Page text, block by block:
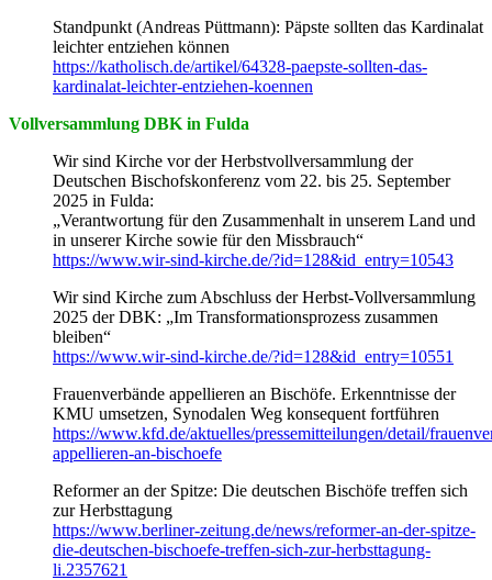
Standpunkt (Andreas Püttmann): Päpste sollten das Kardinalat
leichter entziehen können
https://katholisch.de/artikel/64328-paepste-sollten-das-
kardinalat-leichter-entziehen-koennen
Vollversammlung DBK in Fulda
Wir sind Kirche vor der Herbstvollversammlung der
Deutschen Bischofskonferenz vom 22. bis 25. September
2025 in Fulda:
„Verantwortung für den Zusammenhalt in unserem Land und
in unserer Kirche sowie für den Missbrauch“
https://www.wir-sind-kirche.de/?id=128&id_entry=10543
Wir sind Kirche zum Abschluss der Herbst-Vollversammlung
2025 der DBK: „Im Transformationsprozess zusammen
bleiben“
https://www.wir-sind-kirche.de/?id=128&id_entry=10551
Frauenverbände appellieren an Bischöfe. Erkenntnisse der
KMU umsetzen, Synodalen Weg konsequent fortführen
https://www.kfd.de/aktuelles/pressemitteilungen/detail/
appellieren-an-bischoefe
Reformer an der Spitze: Die deutschen Bischöfe treffen sich
zur Herbsttagung
https://www.berliner-zeitung.de/news/reformer-an-der-spitze-
die-deutschen-bischoefe-treffen-sich-zur-herbsttagung-
li.2357621